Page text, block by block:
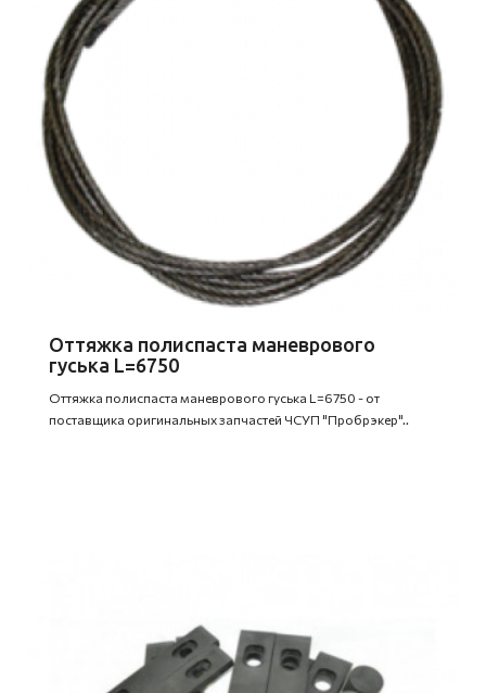
Оттяжка полиспаста маневрового
гуська L=6750
Оттяжка полиспаста маневрового гуська L=6750 - от
поставщика оригинальных запчастей ЧСУП "Пробрэкер"..